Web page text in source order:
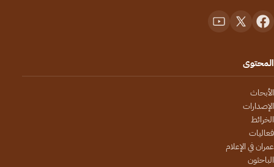
المحتوى
الأبحاث
الإصدارات
الخرائط
فعاليات
عمران في الإعلام
الباحثون